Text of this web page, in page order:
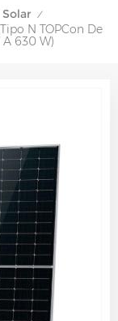
/
N TOPCon De
630 W)